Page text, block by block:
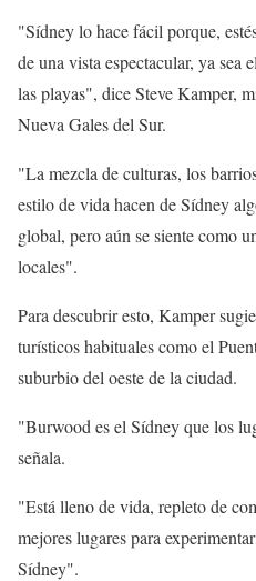
"Sídney lo hace fácil porque,
de una vista espectacular, ya sea
las playas", dice Steve Kamper,
Nueva Gales del Sur.
"La mezcla de culturas, los
estilo de vida hacen de Sídney
global, pero aún se siente como
locales".
Para descubrir esto, Kamper
turísticos habituales como el
suburbio del oeste de la ciudad.
"Burwood es el Sídney que los
señala.
"Está lleno de vida, repleto de
mejores lugares para
Sídney".